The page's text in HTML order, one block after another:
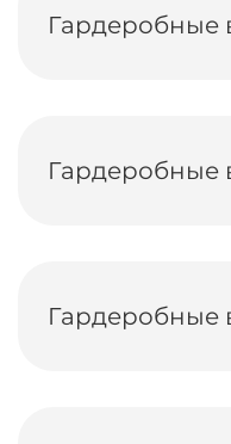
Гардеробные
Гардеробные
Гардеробные